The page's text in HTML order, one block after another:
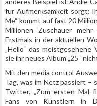
anderes Beispiel ist Andie
für Aufmerksamkeit sorgt:
Me“ kommt auf fast 20
Millionen Zuschauer
Erstmals in der aktuellen
„Hello“ das
sie ihr neues Album „25“
Mit den media control
Tag, was im Netz passiert –
Twitter. „Zum ersten Mal
Fans von Künstlern in